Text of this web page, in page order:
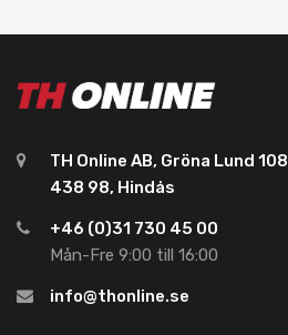
TH Online AB, Gröna Lund 108
438 98, Hindås
+46 (0)31 730 45 00
Mån-Fre 9:00 till 16:00
info@thonline.se